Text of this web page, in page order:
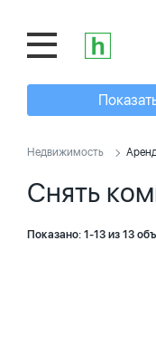
Недвижимость
Снять
Показано: 1-13 из 13